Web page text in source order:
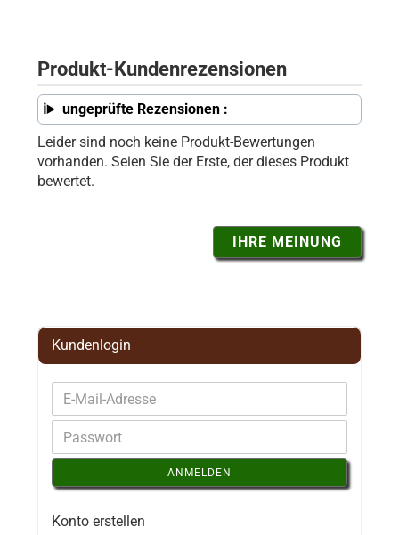
Produkt-Kundenrezensionen
ungeprüfte Rezensionen :
Leider sind noch keine Produkt-Bewertungen
vorhanden. Seien Sie der Erste, der dieses Produkt
bewertet.
IHRE MEINUNG
Kundenlogin
ANMELDEN
Konto erstellen